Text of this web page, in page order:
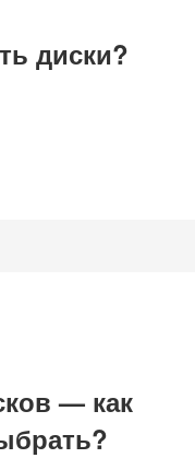
диски?
— как